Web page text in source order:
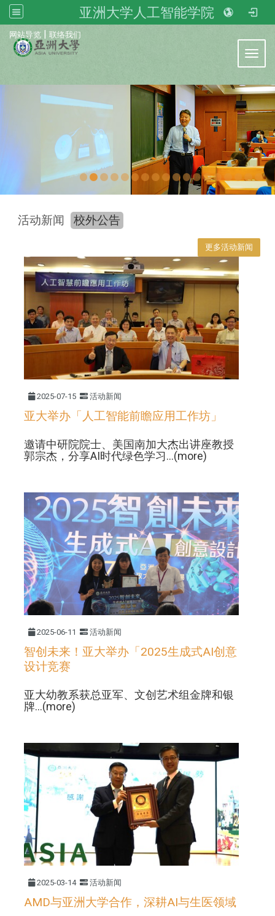
亚洲大学人工智能学院
网站导览 | 联络我们
活动新闻 校外公告
更多活动新闻
2025-07-15 活动新闻
亚大举办「人工智能前瞻应用工作坊」
邀请中研院院士、美国南加大杰出讲座教授
郭宗杰，分享AI时代绿色学习...(more)
2025-06-11 活动新闻
智创未来！亚大举办「2025生成式AI创意
设计竞赛
亚大幼教系获总亚军、文创艺术组金牌和银
牌...(more)
2025-03-14 活动新闻
AMD与亚洲大学合作，深耕AI与生医领域